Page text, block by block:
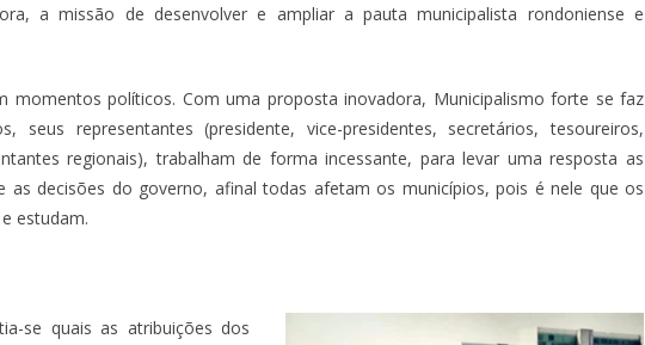
a missão de desenvolver e ampliar a pauta municipalista rondoniense e
momentos políticos. Com uma proposta inovadora, Municipalismo forte se faz
seus representantes (presidente, vice-presidentes, secretários, tesoureiros,
regionais), trabalham de forma incessante, para levar uma resposta as
as decisões do governo, afinal todas afetam os municípios, pois é nele que os
estudam.
se quais as atribuições dos